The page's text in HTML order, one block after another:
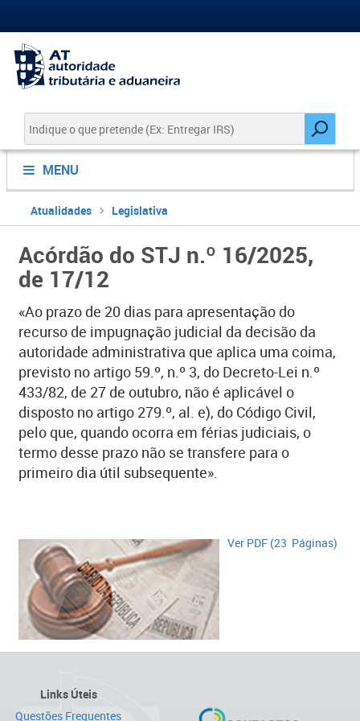
MENU
Atualidades Legislativa
Acórdão do STJ n.º 16/2025,
de 17/12
​«Ao prazo de 20 dias para apresentação do
recurso de impugnação judicial da decisão da
autoridade administrativa que aplica uma coima,
previsto no artigo 59.º, n.º 3, do Decreto-Lei n.º
433/82, de 27 de outubro, não é aplicável o
disposto no artigo 279.º, al. e), do Código Civil,
pelo que, quando ocorra em férias judiciais, o
termo desse prazo não se transfere para o
primeiro dia útil subsequente».
Ver PDF (23 Páginas)​​​​
Links Úteis
Questões Frequentes